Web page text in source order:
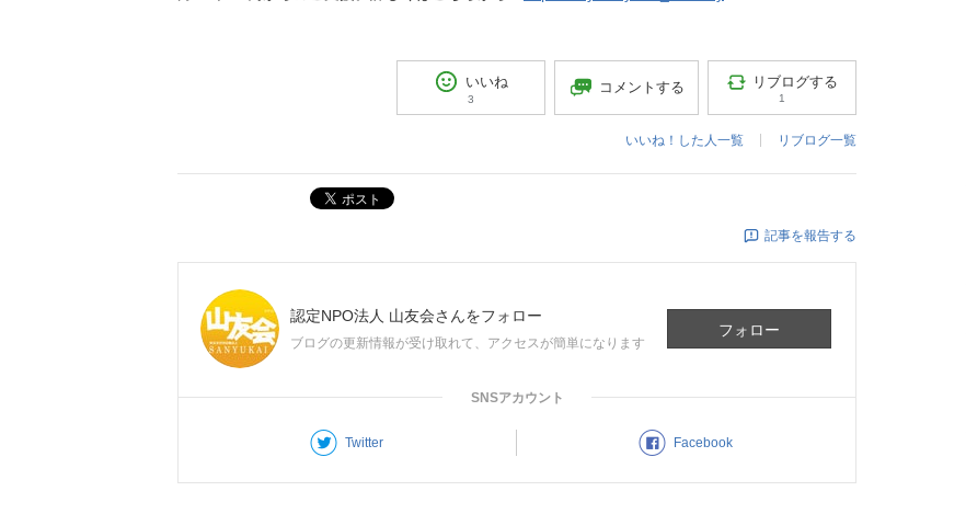
いいね
3
コメントする リブログする
1
いいね！した人一覧 リブログ一覧
ポスト
記事を報告する
認定NPO法人 山友会さんをフォロー
ブログの更新情報が受け取れて、アクセスが簡単になります
フォロー
SNSアカウント
Twitter Facebook